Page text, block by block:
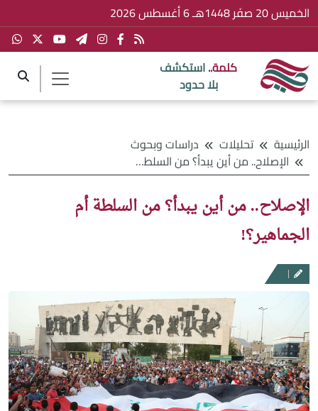
الخميس 20 صفَر 1448هـ 6 أغسطس 2026
كلمة..استكشف
بلا حدود
الرئيسية تحليلات
دراسات وبحوث
الإصلاح.. من أين يبدأ؟ من السلطة أم الجماهير؟!
الإصلاح.. من أين يبدأ؟ من السلطة أم
الجماهير؟!